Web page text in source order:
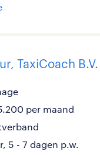
TaxiCoach B.V.
per maand
5 - 7 dagen p.w.